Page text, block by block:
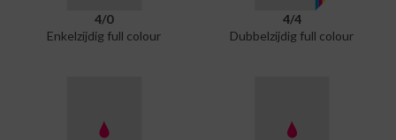
4/0
Enkelzijdig full colour
4/4
Dubbelzijdig full colour